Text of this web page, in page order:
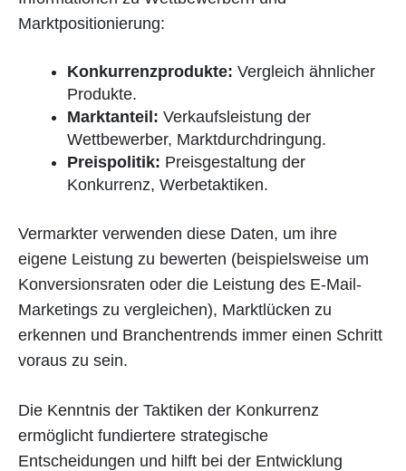
Marktpositionierung:
Konkurrenzprodukte: Vergleich ähnlicher
Produkte.
Marktanteil: Verkaufsleistung der
Wettbewerber, Marktdurchdringung.
Preispolitik: Preisgestaltung der
Konkurrenz, Werbetaktiken.
Vermarkter verwenden diese Daten, um ihre
eigene Leistung zu bewerten (beispielsweise um
Konversionsraten oder die Leistung des E-Mail-
Marketings zu vergleichen), Marktlücken zu
erkennen und Branchentrends immer einen Schritt
voraus zu sein.
Die Kenntnis der Taktiken der Konkurrenz
ermöglicht fundiertere strategische
Entscheidungen und hilft bei der Entwicklung